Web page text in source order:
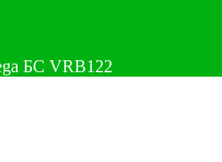
БС VRB122